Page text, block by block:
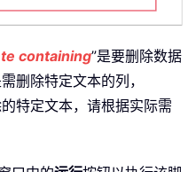
containing”是要删除数据
删除特定文本的列，
特定文本，请根据实际需